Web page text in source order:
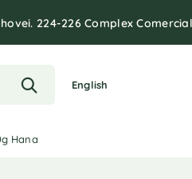
224-226 Complex
English
Hana